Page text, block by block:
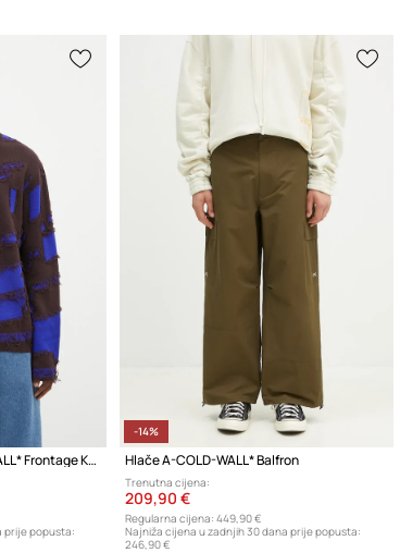
Vuneni pulover A-COLD-WALL* Frontage Knit Crewneck
prije popusta:
-14%
Hlače A-COLD-WALL* Balfron
Trenutna cijena:
209,90 €
Regularna cijena: 449,90 €
Najniža cijena u zadnjih 30 dana prije popusta:
246,90 €